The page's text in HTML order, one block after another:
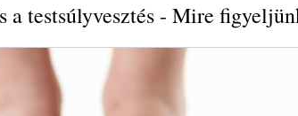
a testsúlyvesztés - Mire